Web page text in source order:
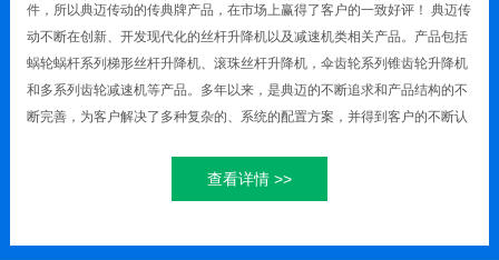
件，所以典迈传动的传典牌产品，在市场上赢得了客户的一致好评！ 典迈传
动不断在创新、开发现代化的丝杆升降机以及减速机类相关产品。产品包括
蜗轮蜗杆系列梯形丝杆升降机、滚珠丝杆升降机，伞齿轮系列锥齿轮升降机
和多系列齿轮减速机等产品。多年以来，是典迈的不断追求和产品结构的不
断完善，为客户解决了多种复杂的、系统的配置方案，并得到客户的不断认
客户提供系统化、现代化、标准化、轻量化的解决方案。所以我们从起初提
查看详情 >>